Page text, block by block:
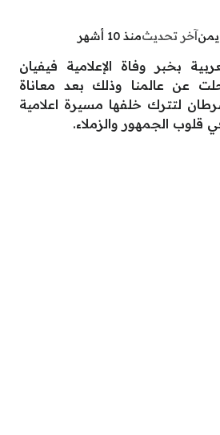
آخر تحديثمنذ 10 أشهر
بخبر وفاة الإعلامية فيفيان
عن عالمنا وذلك بعد معاناة
لتترك خلفها مسيرة اعلامية
قلوب الجمهور والزملاء.